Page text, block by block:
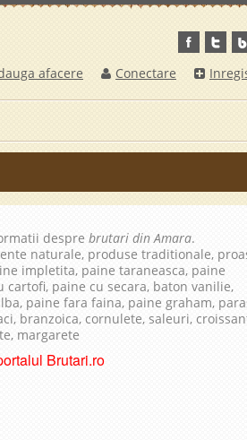
afacere Conectare
despre brutari din Amara.
naturale, produse traditionale,
impletita, paine taraneasca, paine
paine cu secara, baton vanilie,
paine fara faina, paine graham,
branzoica, cornulete, saleuri,
margarete
Brutari.ro